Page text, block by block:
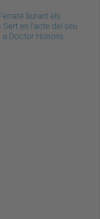
lliurant els
Sert en l'acte del seu
Doctor Honoris